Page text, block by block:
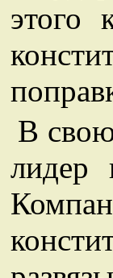
этого
В
лидер